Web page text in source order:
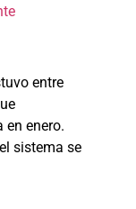
entre
en enero.
sistema se